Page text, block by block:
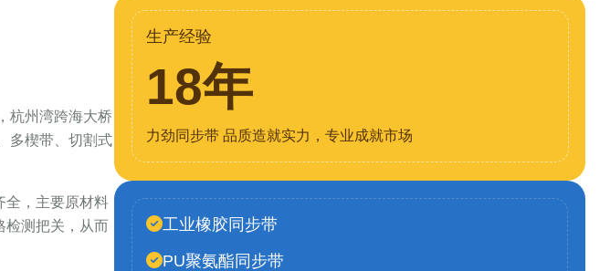
杭州湾跨海大桥
多楔带、切割式
全，主要原材料
检测把关，从而
生产经验
18年
力劲同步带 品质造就实力，专业成就市场
工业橡胶同步带
PU聚氨酯同步带